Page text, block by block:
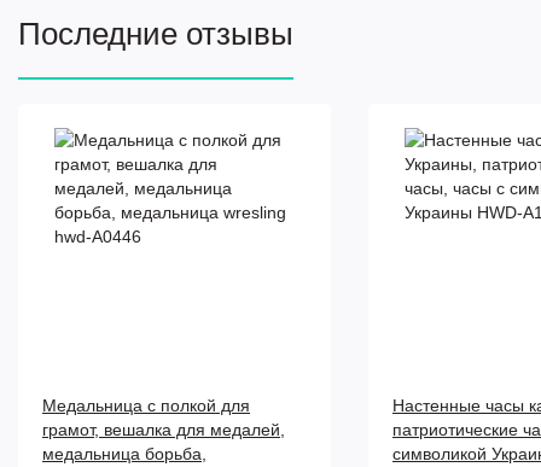
Последние отзывы
Медальница с полкой для
грамот, вешалка для медалей,
медальница борьба,
Настенные часы
патриотические
символикой